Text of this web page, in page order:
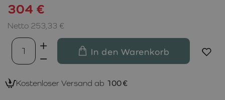
304 €
Netto 253,33 €
In den Warenkorb
Kostenloser Versand ab 100 €